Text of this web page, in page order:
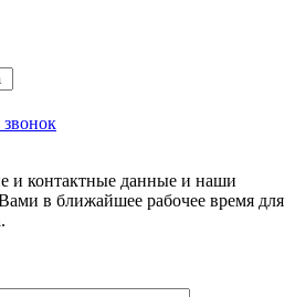
звонок
и контактные данные и наши
в ближайшее рабочее время для